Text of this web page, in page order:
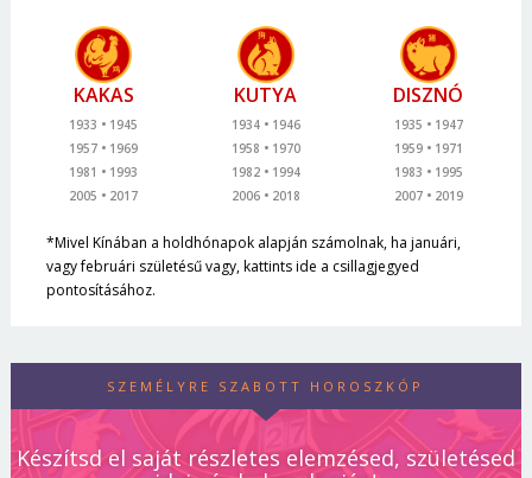
KAKAS
1933
1945
1957
1969
1981
1993
2005
2017
KUTYA
1934
1946
1958
1970
1982
1994
2006
2018
DISZNÓ
1935
1947
1959
1971
1983
1995
2007
2019
*Mivel Kínában a holdhónapok alapján számolnak, ha januári,
vagy februári születésű vagy, kattints ide a csillagjegyed
pontosításához.
SZEMÉLYRE SZABOTT HOROSZKÓP
Készítsd el saját részletes elemzésed, születésed